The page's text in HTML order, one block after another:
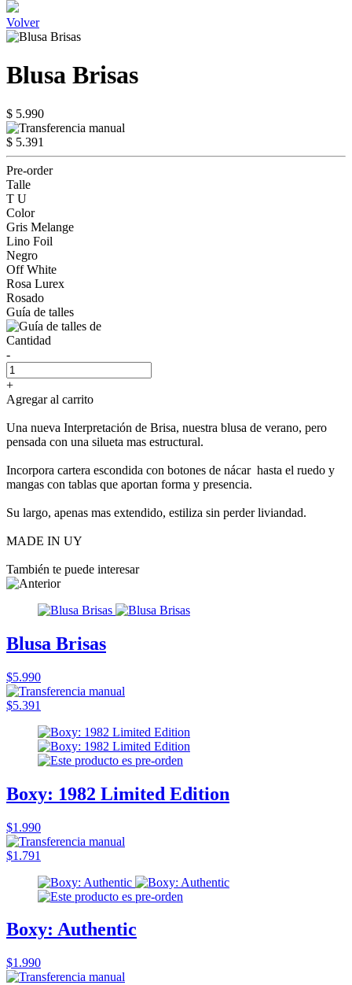
Volver
Blusa Brisas
$ 5.990
$ 5.391
Pre-order
Talle
T U
Color
Gris Melange
Lino Foil
Negro
Off White
Rosa Lurex
Rosado
Guía de talles
Cantidad
-
+
Agregar al carrito
Una nueva Interpretación de Brisa, nuestra blusa de verano, pero
pensada con una silueta mas estructural.
Incorpora cartera escondida con botones de nácar hasta el ruedo y
mangas con tablas que aportan forma y presencia.
Su largo, apenas mas extendido, estiliza sin perder liviandad.
MADE IN UY
También te puede interesar
Blusa Brisas
$5.990
$5.391
Boxy: 1982 Limited Edition
$1.990
$1.791
Boxy: Authentic
$1.990